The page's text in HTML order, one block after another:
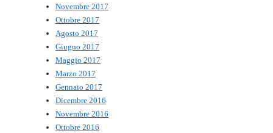
Novembre 2017
Ottobre 2017
Agosto 2017
Giugno 2017
Maggio 2017
Marzo 2017
Gennaio 2017
Dicembre 2016
Novembre 2016
Ottobre 2016